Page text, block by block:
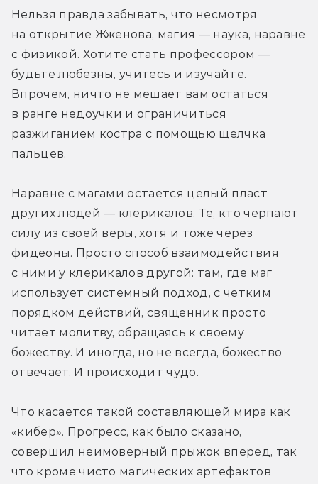
Нельзя правда забывать, что несмотря
на открытие Жженова, магия — наука, наравне
с физикой. Хотите стать профессором —
будьте любезны, учитесь и изучайте.
Впрочем, ничто не мешает вам остаться
в ранге недоучки и ограничиться
разжиганием костра с помощью щелчка
пальцев.
Наравне с магами остается целый пласт
других людей — клерикалов. Те, кто черпают
силу из своей веры, хотя и тоже через
фидеоны. Просто способ взаимодействия
с ними у клерикалов другой: там, где маг
использует системный подход, с четким
порядком действий, священник просто
читает молитву, обращаясь к своему
божеству. И иногда, но не всегда, божество
отвечает. И происходит чудо.
Что касается такой составляющей мира как
«кибер». Прогресс, как было сказано,
совершил неимоверный прыжок вперед, так
что кроме чисто магических артефактов